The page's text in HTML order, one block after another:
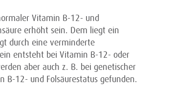
Vitamin B-12- und
erhöht sein. Dem liegt ein
durch eine verminderte
entsteht bei Vitamin B-12- oder
aber auch z. B. bei genetischer
B-12- und Folsäurestatus gefunden.